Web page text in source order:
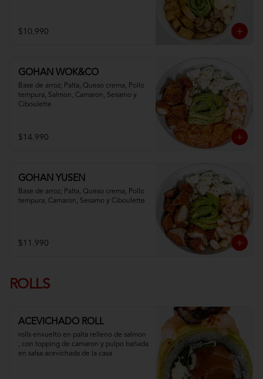
$10.990
GOHAN WOK&CO
Base de arroz; Palta, Queso crema, Pollo
tempura, Salmon, Camaron, Sesamo y
Ciboulette
$14.990
GOHAN YUSEN
Base de arroz; Palta, Queso crema, Pollo
tempura, Camaron, Sesamo y Ciboulette
$11.990
ROLLS
ACEVICHADO ROLL
rolls envuelto en palta relleno de salmon
, con topping de camaron y pulpo bañada
en salsa acevichada de la casa